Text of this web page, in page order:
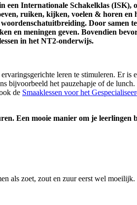
Internationale Schakelklas (ISK),
ruiken, kijken, voelen & horen
Door samen
en meningen geven. Bovendien
in het NT2-onderwijs.
leren te stimuleren. Er is
bijvoorbeeld het pauzehapje of de lunch.
de Smaaklessen voor het
Een mooie manier om je leerlingen
als zoet, zout en zuur eerst wel